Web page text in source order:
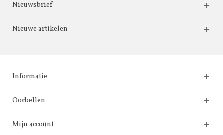
Nieuwsbrief
Nieuwe artikelen
Informatie
Oorbellen
Mijn account